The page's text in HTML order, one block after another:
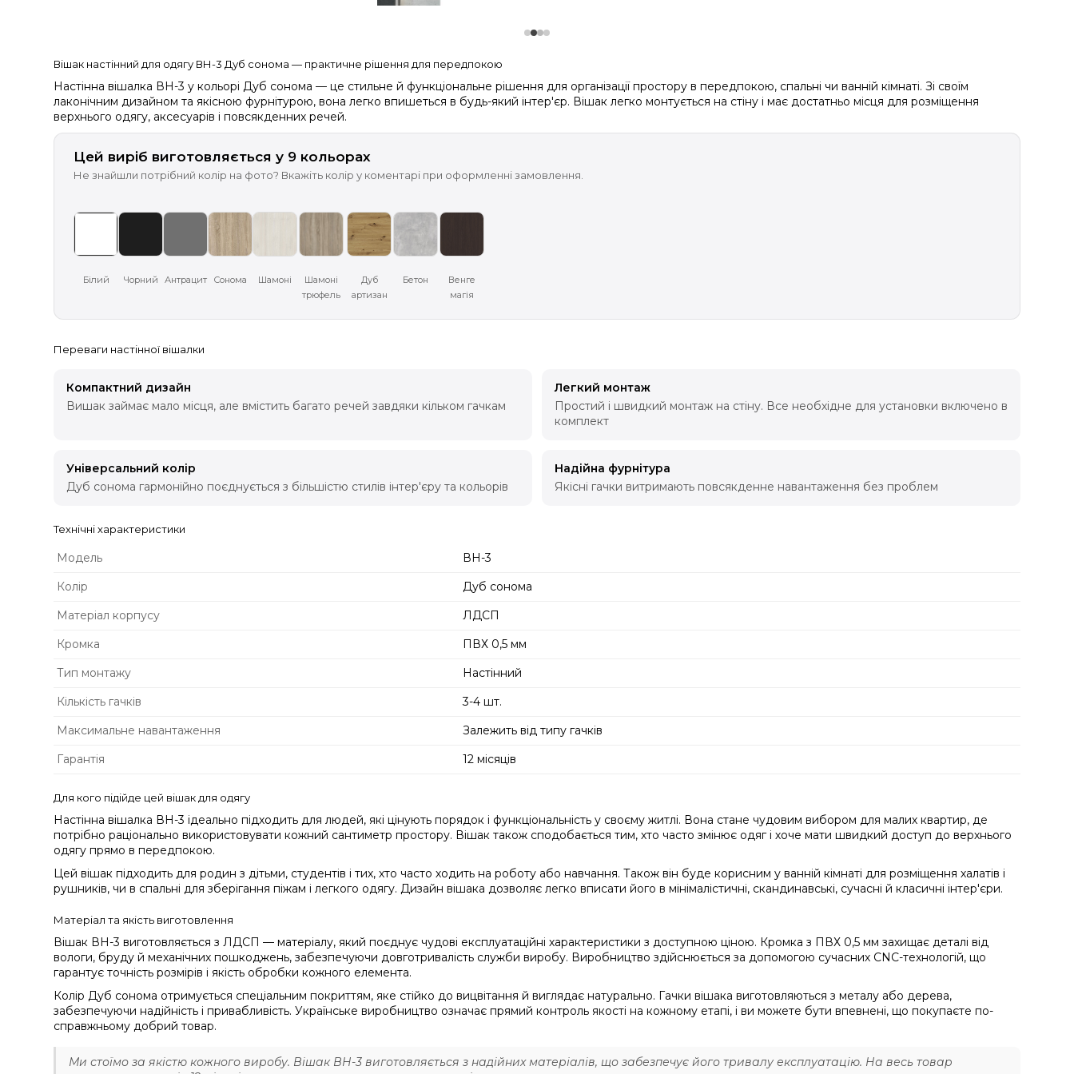
Вішак настінний для одягу ВН-3 Дуб сонома — практичне рішення для передпокою
Настінна вішалка ВН-3 у кольорі Дуб сонома — це стильне й функціональне рішення для організації простору в передпокою, спальні чи ванній кімнаті. Зі своїм
лаконічним дизайном та якісною фурнітурою, вона легко впишеться в будь-який інтер'єр. Вішак легко монтується на стіну і має достатньо місця для розміщення
верхнього одягу, аксесуарів і повсякденних речей.
Цей виріб виготовляється у 9 кольорах
Не знайшли потрібний колір на фото? Вкажіть колір у коментарі при оформленні замовлення.
Білий Чорний Антрацит Сонома Шамоні
Шамоні
трюфель
Дуб
артизан
Бетон
Венге
магія
Переваги настінної вішалки
Компактний дизайн
Вишак займає мало місця, але вмістить багато речей завдяки кільком гачкам
Легкий монтаж
Простий і швидкий монтаж на стіну. Все необхідне для установки включено в
комплект
Універсальний колір
Дуб сонома гармонійно поєднується з більшістю стилів інтер'єру та кольорів
Надійна фурнітура
Якісні гачки витримають повсякденне навантаження без проблем
Технічні характеристики
Модель
ВН-3
Колір
Дуб сонома
Матеріал корпусу
ЛДСП
Кромка
ПВХ 0,5 мм
Тип монтажу
Настінний
Кількість гачків
3-4 шт.
Максимальне навантаження
Залежить від типу гачків
Гарантія
12 місяців
Для кого підійде цей вішак для одягу
Настінна вішалка ВН-3 ідеально підходить для людей, які цінують порядок і функціональність у своєму житлі. Вона стане чудовим вибором для малих квартир, де
потрібно раціонально використовувати кожний сантиметр простору. Вішак також сподобається тим, хто часто змінює одяг і хоче мати швидкий доступ до верхнього
одягу прямо в передпокою.
Цей вішак підходить для родин з дітьми, студентів і тих, хто часто ходить на роботу або навчання. Також він буде корисним у ванній кімнаті для розміщення халатів і
рушників, чи в спальні для зберігання піжам і легкого одягу. Дизайн вішака дозволяє легко вписати його в мінімалістичні, скандинавські, сучасні й класичні інтер'єри.
Матеріал та якість виготовлення
Вішак ВН-3 виготовляється з ЛДСП — матеріалу, який поєднує чудові експлуатаційні характеристики з доступною ціною. Кромка з ПВХ 0,5 мм захищає деталі від
вологи, бруду й механічних пошкоджень, забезпечуючи довготривалість служби виробу. Виробництво здійснюється за допомогою сучасних CNC-технологій, що
гарантує точність розмірів і якість обробки кожного елемента.
Колір Дуб сонома отримується спеціальним покриттям, яке стійко до вицвітання й виглядає натурально. Гачки вішака виготовляються з металу або дерева,
забезпечуючи надійність і привабливість. Українське виробництво означає прямий контроль якості на кожному етапі, і ви можете бути впевнені, що покупаєте по-
справжньому добрий товар.
Ми стоїмо за якістю кожного виробу. Вішак ВН-3 виготовляється з надійних матеріалів, що забезпечує його тривалу експлуатацію. На весь товар